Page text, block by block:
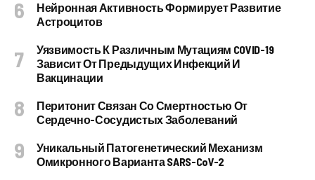
Нейронная Активность Формирует Развитие
Астроцитов
Уязвимость К Различным Мутациям COVID-19
Зависит От Предыдущих Инфекций И
Вакцинации
Перитонит Связан Со Смертностью От
Сердечно-Сосудистых Заболеваний
Уникальный Патогенетический Механизм
Омикронного Варианта SARS-CoV-2